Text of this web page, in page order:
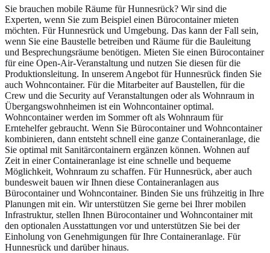
Sie brauchen mobile Räume für Hunnesrück? Wir sind die
Experten, wenn Sie zum Beispiel einen Bürocontainer mieten
möchten. Für Hunnesrück und Umgebung. Das kann der Fall sein,
wenn Sie eine Baustelle betreiben und Räume für die Bauleitung
und Besprechungsräume benötigen. Mieten Sie einen Bürocontainer
für eine Open-Air-Veranstaltung und nutzen Sie diesen für die
Produktionsleitung. In unserem Angebot für Hunnesrück finden Sie
auch Wohncontainer. Für die Mitarbeiter auf Baustellen, für die
Crew und die Security auf Veranstaltungen oder als Wohnraum in
Übergangswohnheimen ist ein Wohncontainer optimal.
Wohncontainer werden im Sommer oft als Wohnraum für
Erntehelfer gebraucht. Wenn Sie Bürocontainer und Wohncontainer
kombinieren, dann entsteht schnell eine ganze Containeranlage, die
Sie optimal mit Sanitärcontainern ergänzen können. Wohnen auf
Zeit in einer Containeranlage ist eine schnelle und bequeme
Möglichkeit, Wohnraum zu schaffen. Für Hunnesrück, aber auch
bundesweit bauen wir Ihnen diese Containeranlagen aus
Bürocontainer und Wohncontainer. Binden Sie uns frühzeitig in Ihre
Planungen mit ein. Wir unterstützen Sie gerne bei Ihrer mobilen
Infrastruktur, stellen Ihnen Bürocontainer und Wohncontainer mit
den optionalen Ausstattungen vor und unterstützen Sie bei der
Einholung von Genehmigungen für Ihre Containeranlage. Für
Hunnesrück und darüber hinaus.